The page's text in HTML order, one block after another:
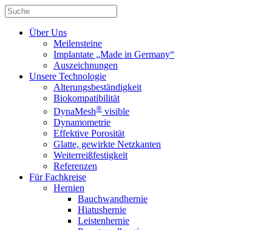
Über Uns
Meilensteine
Implantate „Made in Germany“
Auszeichnungen
Unsere Technologie
Alterungsbeständigkeit
Biokompatibilität
DynaMesh® visible
Dynamometrie
Effektive Porosität
Glatte, gewirkte Netzkanten
Weiterreißfestigkeit
Referenzen
Für Fachkreise
Hernien
Bauchwandhernie
Hiatushernie
Leistenhernie